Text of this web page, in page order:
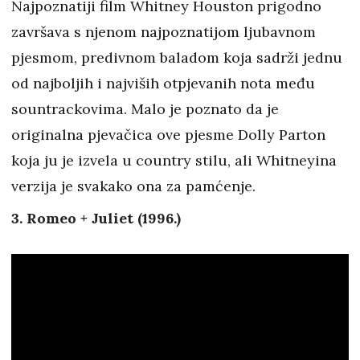
Najpoznatiji film Whitney Houston prigodno
završava s njenom najpoznatijom ljubavnom
pjesmom, predivnom baladom koja sadrži jednu
od najboljih i najviših otpjevanih nota među
sountrackovima. Malo je poznato da je
originalna pjevačica ove pjesme Dolly Parton
koja ju je izvela u country stilu, ali Whitneyina
verzija je svakako ona za pamćenje.
3. Romeo + Juliet (1996.)